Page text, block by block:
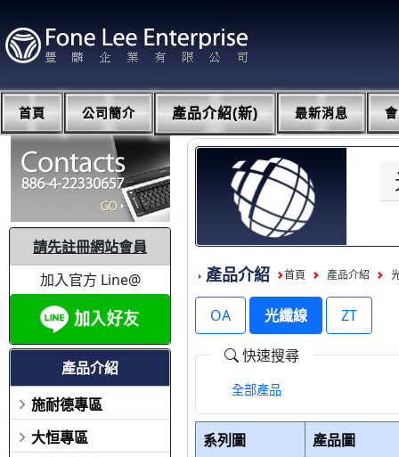
首頁 公司簡介 產品介紹(新) 最新消息
請先註冊網站會員
加入官方 Line@
產品介紹
施耐德專區
大恒專區
產品介紹 首頁 產品介紹
OA 光纖線 ZT
快速搜尋
全部產品
系列圖 產品圖